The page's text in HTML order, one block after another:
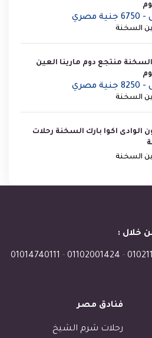
السخنة
منتجع دوم مارينا العين
السخنة
الوادى اكوا بارك السخنة رحلات
السخنة
خلال :
-
01102001424
-
01014740111
فنادق مصر
رحلات شرم الشيخ